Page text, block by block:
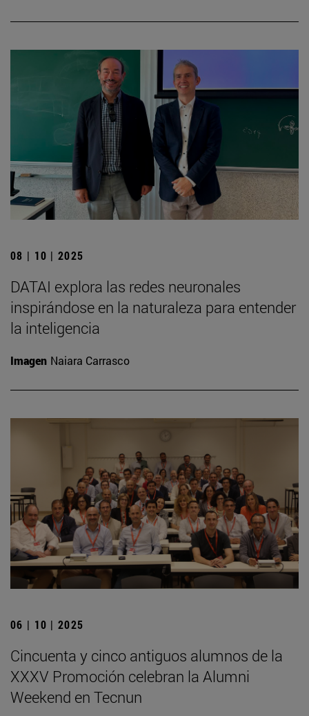
08 | 10 | 2025
DATAI explora las redes neuronales
inspirándose en la naturaleza para entender
la inteligencia
Imagen Naiara Carrasco
06 | 10 | 2025
Cincuenta y cinco antiguos alumnos de la
XXXV Promoción celebran la Alumni
Weekend en Tecnun